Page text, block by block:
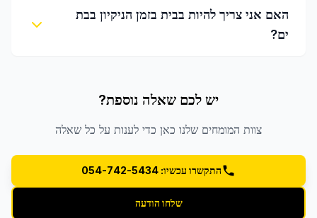
האם אני צריך להיות בבית בזמן הניקיון בבת
ים?
יש לכם שאלה נוספת?
צוות המומחים שלנו כאן כדי לענות על כל שאלה
התקשרו עכשיו: 054-742-5434
שלחו הודעה